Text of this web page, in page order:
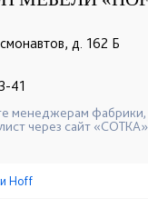
д. 162 Б
41
менеджерам фабрики,
через сайт
Hoff